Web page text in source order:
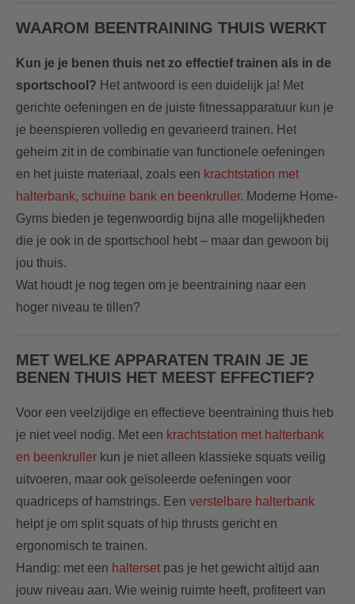
WAAROM BEENTRAINING THUIS WERKT
Kun je je benen thuis net zo effectief trainen als in de
sportschool? Het antwoord is een duidelijk ja! Met
gerichte oefeningen en de juiste fitnessapparatuur kun je
je beenspieren volledig en gevarieerd trainen. Het
geheim zit in de combinatie van functionele oefeningen
en het juiste materiaal, zoals een krachtstation met
halterbank, schuine bank en beenkruller. Moderne Home-
Gyms bieden je tegenwoordig bijna alle mogelijkheden
die je ook in de sportschool hebt – maar dan gewoon bij
jou thuis.
Wat houdt je nog tegen om je beentraining naar een
hoger niveau te tillen?
MET WELKE APPARATEN TRAIN JE JE
BENEN THUIS HET MEEST EFFECTIEF?
Voor een veelzijdige en effectieve beentraining thuis heb
je niet veel nodig. Met een krachtstation met halterbank
en beenkruller kun je niet alleen klassieke squats veilig
uitvoeren, maar ook geïsoleerde oefeningen voor
quadriceps of hamstrings. Een verstelbare halterbank
helpt je om split squats of hip thrusts gericht en
ergonomisch te trainen.
Handig: met een halterset pas je het gewicht altijd aan
jouw niveau aan. Wie weinig ruimte heeft, profiteert van